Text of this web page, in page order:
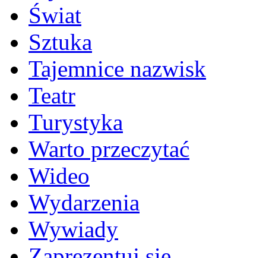
Świat
Sztuka
Tajemnice nazwisk
Teatr
Turystyka
Warto przeczytać
Wideo
Wydarzenia
Wywiady